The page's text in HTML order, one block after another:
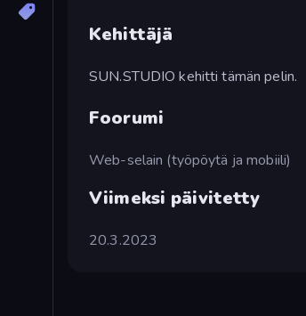
Kehittäjä
SUN.STUDIO kehitti tämän pelin.
Foorumi
Web-selain (työpöytä ja mobiili)
Viimeksi päivitetty
20.3.2023